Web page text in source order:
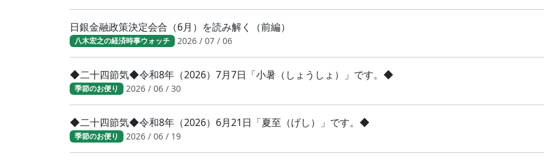
日銀金融政策決定会合（6月）を読み解く（前編）
八木宏之の経済時事ウォッチ 2026 / 07 / 06
◆二十四節気◆令和8年（2026）7月7日「小暑（しょうしょ）」です。◆
季節のお便り 2026 / 06 / 30
◆二十四節気◆令和8年（2026）6月21日「夏至（げし）」です。◆
季節のお便り 2026 / 06 / 19